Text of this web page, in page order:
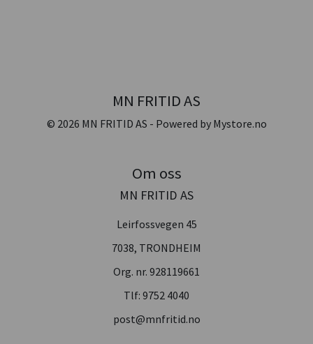
MN FRITID AS
© 2026 MN FRITID AS - Powered by Mystore.no
Om oss
MN FRITID AS
Leirfossvegen 45
7038, TRONDHEIM
Org. nr. 928119661
Tlf: 9752 4040
post@mnfritid.no